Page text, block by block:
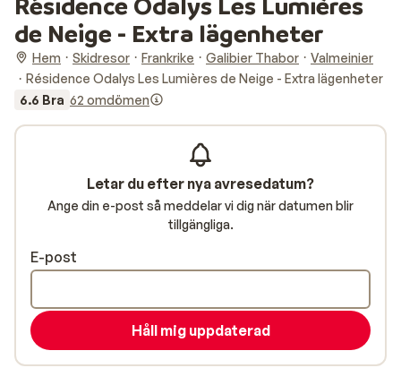
de Neige - Extra lägenheter
Hem Skidresor Frankrike Galibier Thabor
Valmeinier
Résidence Odalys Les Lumières de Neige - Extra lägenheter
6.6 Bra 62 omdömen
Letar du efter nya avresedatum?
Ange din e-post så meddelar vi dig när datumen blir
tillgängliga.
E-post
Håll mig uppdaterad